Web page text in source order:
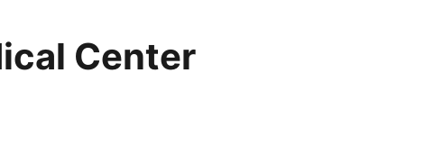
Center